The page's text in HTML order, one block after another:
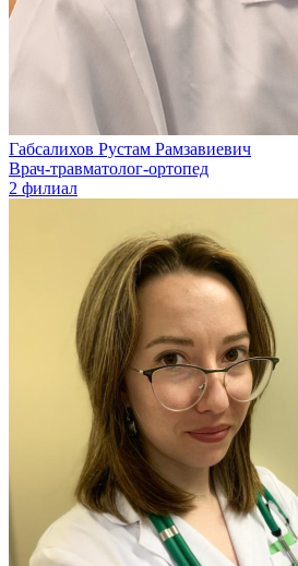
Габсалихов Рустам Рамзавиевич
Врач-травматолог-ортопед
2 филиал